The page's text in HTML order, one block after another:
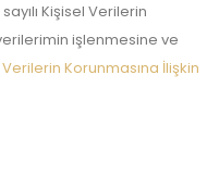
Kişisel Verilerin
işlenmesine ve
Korunmasına İlişkin